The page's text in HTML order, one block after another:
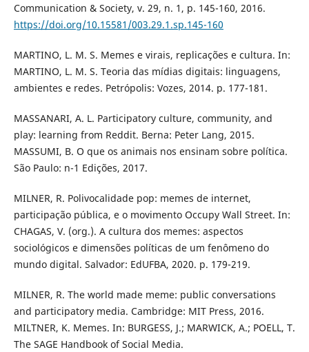
Communication & Society, v. 29, n. 1, p. 145-160, 2016.
https://doi.org/10.15581/003.29.1.sp.145-160
MARTINO, L. M. S. Memes e virais, replicações e cultura. In:
MARTINO, L. M. S. Teoria das mídias digitais: linguagens,
ambientes e redes. Petrópolis: Vozes, 2014. p. 177-181.
MASSANARI, A. L. Participatory culture, community, and
play: learning from Reddit. Berna: Peter Lang, 2015.
MASSUMI, B. O que os animais nos ensinam sobre política.
São Paulo: n-1 Edições, 2017.
MILNER, R. Polivocalidade pop: memes de internet,
participação pública, e o movimento Occupy Wall Street. In:
CHAGAS, V. (org.). A cultura dos memes: aspectos
sociológicos e dimensões políticas de um fenômeno do
mundo digital. Salvador: EdUFBA, 2020. p. 179-219.
MILNER, R. The world made meme: public conversations
and participatory media. Cambridge: MIT Press, 2016.
MILTNER, K. Memes. In: BURGESS, J.; MARWICK, A.; POELL, T.
The SAGE Handbook of Social Media.